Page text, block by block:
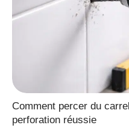
Comment percer du
perforation réussie